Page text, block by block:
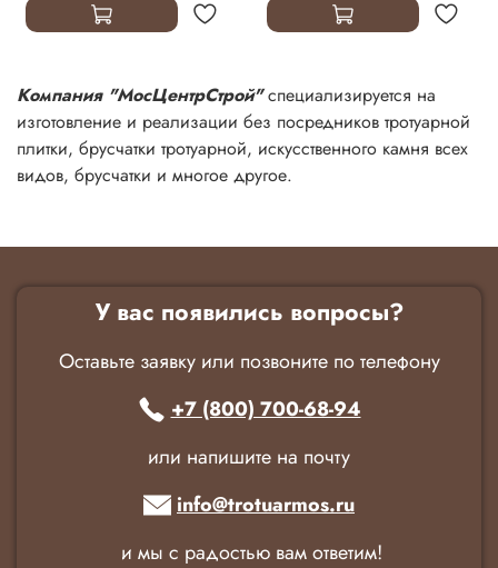
Компания "МосЦентрСтрой"специализируется на
изготовление и реализации без посредников тротуарной
плитки, брусчатки тротуарной, искусственного камня всех
видов, брусчатки и многое другое.
У вас появились вопросы?
Оставьте заявку или позвоните по телефону
+7 (800) 700-68-94
или напишите на почту
info@trotuarmos.ru
и мы с радостью вам ответим!